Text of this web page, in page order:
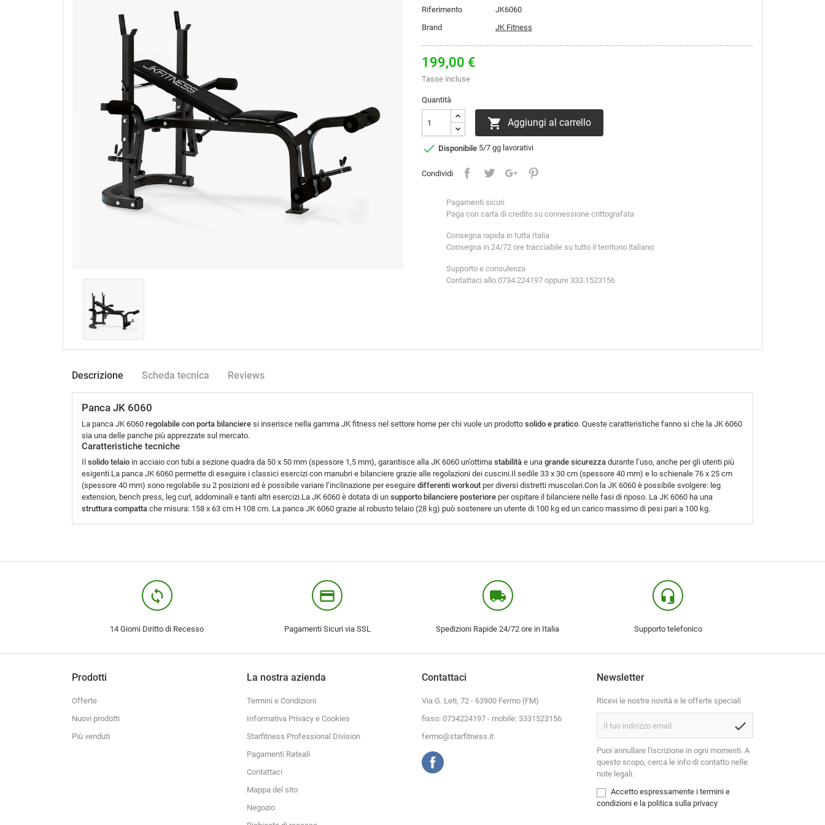
Riferimento
JK6060
Brand
JK Fitness
199,00 €
Tasse incluse
Quantità
 Aggiungi al carrello
 Disponibile 5/7 gg lavorativi
Condividi
Pagamenti sicuri
Paga con carta di credito su connessione crittografata
Consegna rapida in tutta Italia
Consegna in 24/72 ore tracciabile su tutto il territorio italiano
Supporto e consulenza
Contattaci allo 0734.224197 oppure 333.1523156
Descrizione Scheda tecnica Reviews
Panca JK 6060
La panca JK 6060 regolabile con porta bilanciere si inserisce nella gamma JK fitness nel settore home per chi vuole un prodotto solido e pratico. Queste caratteristiche fanno si che la JK 6060
sia una delle panche più apprezzate sul mercato.
Caratteristiche tecniche
Il solido telaio in acciaio con tubi a sezione quadra da 50 x 50 mm (spessore 1,5 mm), garantisce alla JK 6060 un’ottima stabilità e una grande sicurezza durante l’uso, anche per gli utenti più
esigenti.La panca JK 6060 permette di eseguire i classici esercizi con manubri e bilanciere grazie alle regolazioni dei cuscini.Il sedile 33 x 30 cm (spessore 40 mm) e lo schienale 76 x 25 cm
(spessore 40 mm) sono regolabile su 2 posizioni ed è possibile variare l’inclinazione per eseguire differenti workout per diversi distretti muscolari.Con la JK 6060 è possibile svolgere: leg
extension, bench press, leg curl, addominali e tanti altri esercizi.La JK 6060 è dotata di un supporto bilanciere posteriore per ospitare il bilanciere nelle fasi di riposo. La JK 6060 ha una
struttura compatta che misura: 158 x 63 cm H 108 cm. La panca JK 6060 grazie al robusto telaio (28 kg) può sostenere un utente di 100 kg ed un carico massimo di pesi pari a 100 kg.
loop
14 Giorni Diritto di Recesso
credit_card
Pagamenti Sicuri via SSL
local_shipping
Spedizioni Rapide 24/72 ore in Italia
headset_mic
Supporto telefonico
Prodotti
Offerte
Nuovi prodotti
Più venduti
La nostra azienda
Termini e Condizioni
Informativa Privacy e Cookies
Starfitness Professional Division
Pagamenti Rateali
Contattaci
Mappa del sito
Negozio
Contattaci
Via G. Leti, 72 - 63900 Fermo (FM)
fisso: 0734224197 - mobile: 3331523156
fermo@starfitness.it
Newsletter
Ricevi le nostre novità e le offerte speciali
check
Puoi annullare l'iscrizione in ogni momenti. A
questo scopo, cerca le info di contatto nelle
note legali.
Accetto espressamente i termini e
condizioni e la politica sulla privacy